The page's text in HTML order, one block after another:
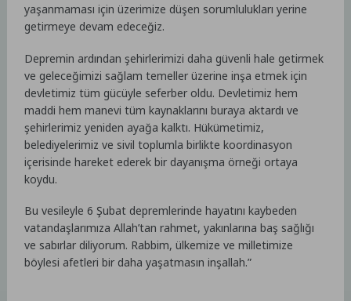
yaşanmaması için üzerimize düşen sorumlulukları yerine
getirmeye devam edeceğiz.
Depremin ardından şehirlerimizi daha güvenli hale getirmek
ve geleceğimizi sağlam temeller üzerine inşa etmek için
devletimiz tüm gücüyle seferber oldu. Devletimiz hem
maddi hem manevi tüm kaynaklarını buraya aktardı ve
şehirlerimiz yeniden ayağa kalktı. Hükümetimiz,
belediyelerimiz ve sivil toplumla birlikte koordinasyon
içerisinde hareket ederek bir dayanışma örneği ortaya
koydu.
Bu vesileyle 6 Şubat depremlerinde hayatını kaybeden
vatandaşlarımıza Allah’tan rahmet, yakınlarına baş sağlığı
ve sabırlar diliyorum. Rabbim, ülkemize ve milletimize
böylesi afetleri bir daha yaşatmasın inşallah.”